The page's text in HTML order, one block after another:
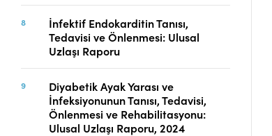
İnfektif Endokarditin Tanısı,
Tedavisi ve Önlenmesi: Ulusal
Uzlaşı Raporu
Diyabetik Ayak Yarası ve
İnfeksiyonunun Tanısı, Tedavisi,
Önlenmesi ve Rehabilitasyonu:
Ulusal Uzlaşı Raporu, 2024